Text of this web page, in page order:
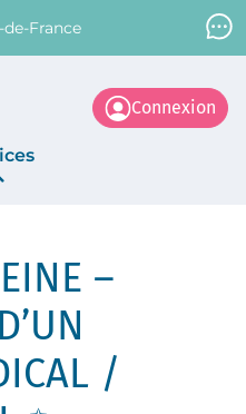
de-France
Connexion
–
/